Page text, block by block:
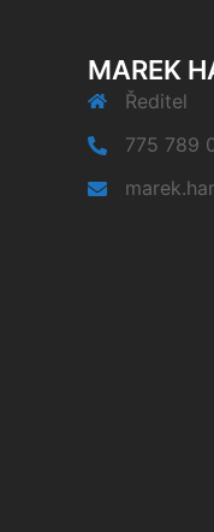
MAREK
Ředitel
775 789